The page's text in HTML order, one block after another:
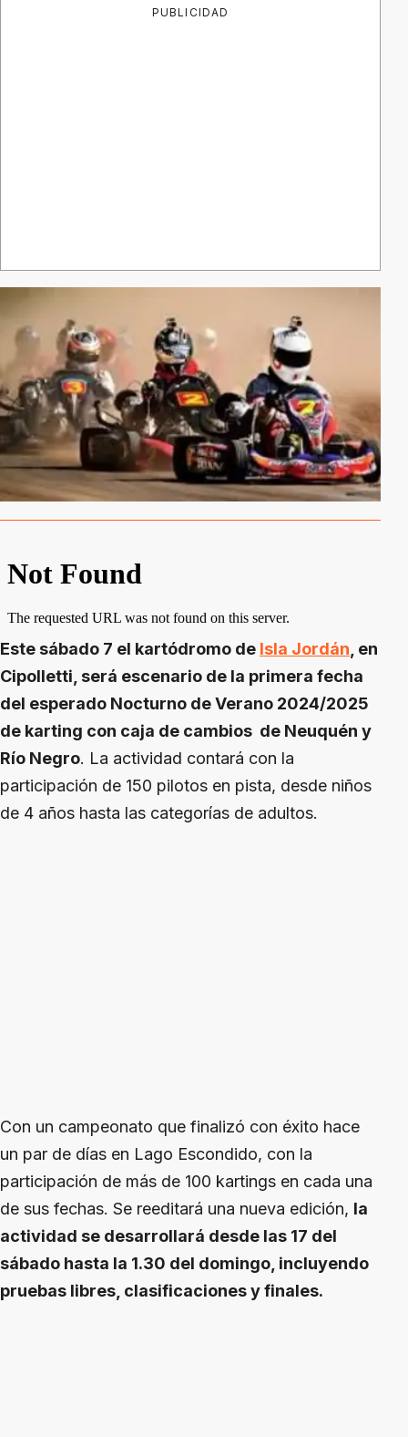
PUBLICIDAD
Este sábado 7 el kartódromo de Isla Jordán, en
Cipolletti, será escenario de la primera fecha
del esperado Nocturno de Verano 2024/2025
de karting con caja de cambios de Neuquén y
Río Negro. La actividad contará con la
participación de 150 pilotos en pista, desde niños
de 4 años hasta las categorías de adultos.
Con un campeonato que finalizó con éxito hace
un par de días en Lago Escondido, con la
participación de más de 100 kartings en cada una
de sus fechas. Se reeditará una nueva edición, la
actividad se desarrollará desde las 17 del
sábado hasta la 1.30 del domingo, incluyendo
pruebas libres, clasificaciones y finales.